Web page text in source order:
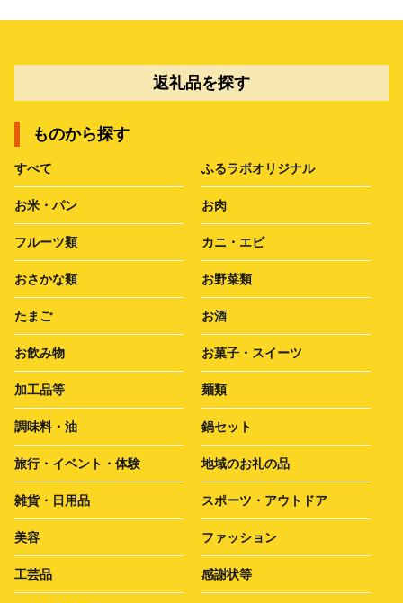
返礼品を探す
ものから探す
すべて ふるラボオリジナル
お米・パン お肉
フルーツ類 カニ・エビ
おさかな類 お野菜類
たまご お酒
お飲み物 お菓子・スイーツ
加工品等 麺類
調味料・油 鍋セット
旅行・イベント・体験 地域のお礼の品
雑貨・日用品 スポーツ・アウトドア
美容 ファッション
工芸品 感謝状等